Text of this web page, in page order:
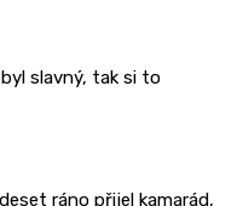
byl slavný, tak si to
ráno přijel kamarád,